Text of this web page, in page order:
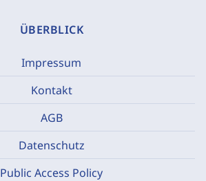
ÜBERBLICK
Impressum
Kontakt
AGB
Datenschutz
Public Access Policy